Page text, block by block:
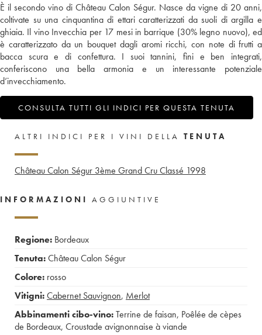
È il secondo vino di Château Calon Ségur. Nasce da vigne di 20 anni,
coltivate su una cinquantina di ettari caratterizzati da suoli di argilla e
ghiaia. Il vino Invecchia per 17 mesi in barrique (30% legno nuovo), ed
è caratterizzato da un bouquet dagli aromi ricchi, con note di frutti a
bacca scura e di confettura. I suoi tannini, fini e ben integrati,
conferiscono una bella armonia e un interessante potenziale
d’invecchiamento.
CONSULTA TUTTI GLI INDICI PER QUESTA TENUTA
ALTRI INDICI PER I VINI DELLA TENUTA
Château Calon Ségur 3ème Grand Cru Classé 1998
INFORMAZIONI AGGIUNTIVE
Regione: Bordeaux
Tenuta:Château Calon Ségur
Colore: rosso
Vitigni:Cabernet Sauvignon, Merlot
Abbinamenti cibo-vino:Terrine de faisan, Poêlée de cèpes
de Bordeaux, Croustade avignonnaise à viande